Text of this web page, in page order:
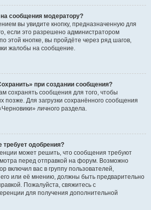
сообщения модератору?
вы увидите кнопку, предназначенную для
если это разрешено администратором
этой кнопке, вы пройдёте через ряд шагов,
жалобы на сообщение.
при создании сообщения?
сохранять сообщения для того, чтобы
позже. Для загрузки сохранённого сообщения
личного раздела.
одобрения?
может решить, что сообщения требуют
перед отправкой на форум. Возможно
включил вас в группу пользователей,
или её мнению, должны быть предварительно
Пожалуйста, свяжитесь с
для получения дополнительной